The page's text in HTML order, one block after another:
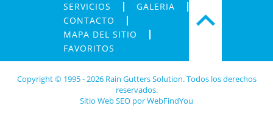
SERVICIOS
GALERIA
CONTACTO
MAPA DEL SITIO
FAVORITOS
Copyright © 1995 - 2026 Rain Gutters Solution. Todos los derechos
reservados.
Sitio Web SEO porWebFindYou